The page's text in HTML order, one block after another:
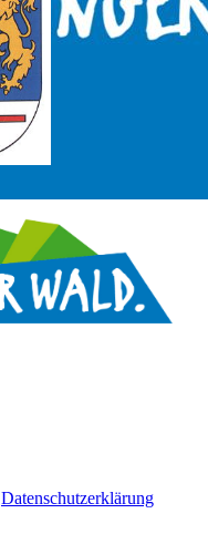
Datenschutzerklärung